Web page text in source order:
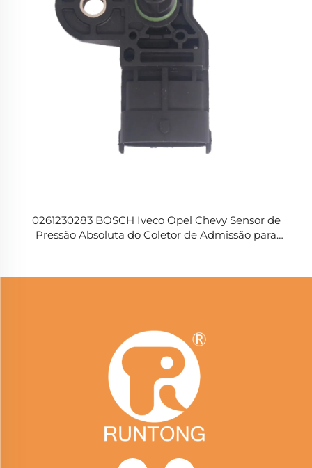
0261230283 BOSCH Iveco Opel Chevy Sensor de
Pressão Absoluta do Coletor de Admissão para